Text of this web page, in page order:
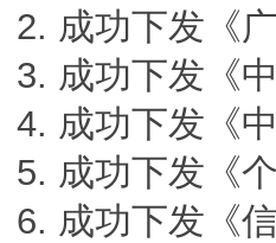
2. 成功下发《
3. 成功下发《
4. 成功下发《
5. 成功下发《
6. 成功下发《